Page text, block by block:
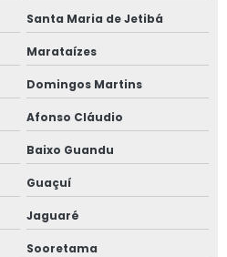
sp
13
de pressão
Santa Maria de Jetibá
Marataízes
Domingos Martins
Afonso Cláudio
Baixo Guandu
Guaçuí
Jaguaré
Sooretama